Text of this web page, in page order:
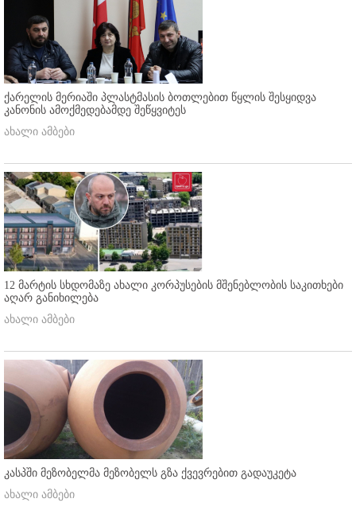
ქარელის მერიაში პლასტმასის ბოთლებით წყლის შესყიდვა
კანონის ამოქმედებამდე შეწყვიტეს
ახალი ამბები
12 მარტის სხდომაზე ახალი კორპუსების მშენებლობის საკითხები
აღარ განიხილება
ახალი ამბები
კასპში მეზობელმა მეზობელს გზა ქვევრებით გადაუკეტა
ახალი ამბები